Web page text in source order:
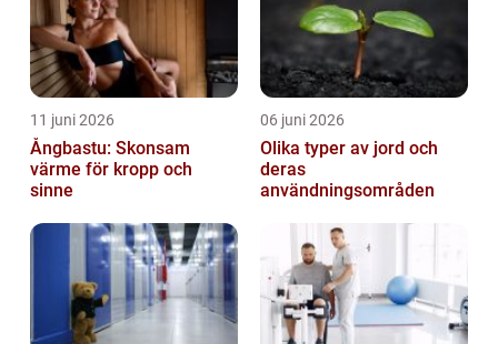
11 juni 2026
Ångbastu: Skonsam
värme för kropp och
sinne
06 juni 2026
Olika typer av jord och
deras
användningsområden